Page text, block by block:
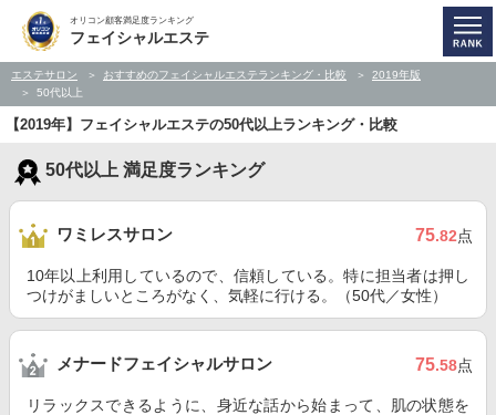
オリコン顧客満足度ランキング
フェイシャルエステ
エステサロン おすすめのフェイシャルエステランキング・比較
2019年版
50代以上
【2019年】フェイシャルエステの50代以上ランキング・比較
50代以上 満足度ランキング
ワミレスサロン 75.82点
10年以上利用しているので、信頼している。特に担当者は押し
つけがましいところがなく、気軽に行ける。（50代／女性）
メナードフェイシャルサロン 75.58点
リラックスできるように、身近な話から始まって、肌の状態を